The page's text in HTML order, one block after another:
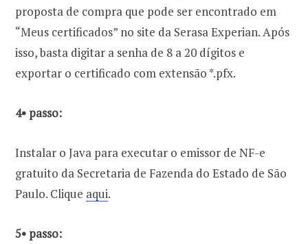
proposta de compra que pode ser encontrado em
“Meus certificados” no site da Serasa Experian. Após
isso, basta digitar a senha de 8 a 20 dígitos e
exportar o certificado com extensão *.pfx.
4• passo:
Instalar o Java para executar o emissor de NF-e
gratuito da Secretaria de Fazenda do Estado de São
Paulo. Clique aqui.
5• passo: